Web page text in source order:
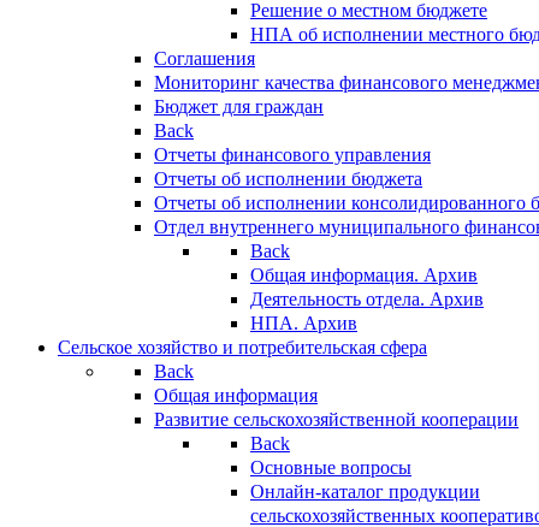
Решение о местном бюджете
НПА об исполнении местного
Соглашения
Мониторинг качества финансового
Бюджет для граждан
Back
Отчеты финансового управления
Отчеты об исполнении бюджета
Отчеты об исполнении консолидированного
Отдел внутреннего муниципального
Back
Общая информация. Архив
Деятельность отдела. Архив
НПА. Архив
Сельское хозяйство и потребительская сфера
Back
Общая информация
Развитие сельскохозяйственной кооперации
Back
Основные вопросы
Онлайн-каталог продукции
сельскохозяйственных